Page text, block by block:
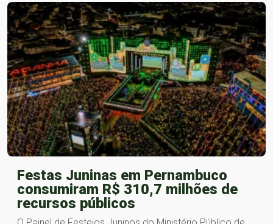
Festas Juninas em Pernambuco
consumiram R$ 310,7 milhões de
recursos públicos